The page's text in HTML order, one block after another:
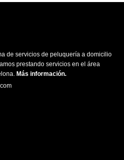
de servicios de peluquería a domicilio
prestando servicios en el área
Más información.